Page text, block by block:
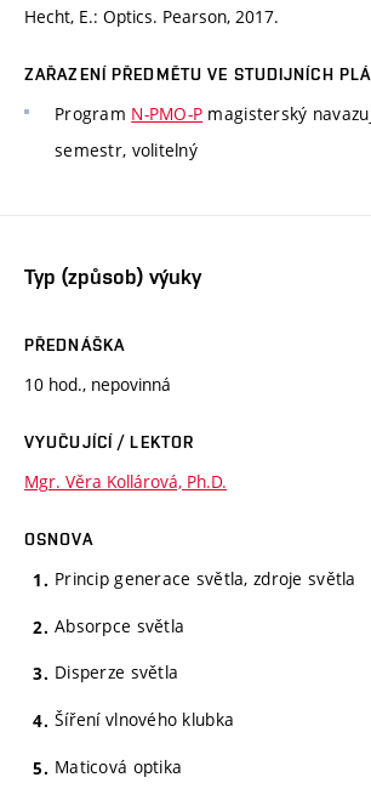
Hecht, E.: Optics. Pearson, 2017.
ZAŘAZENÍ PŘEDMĚTU VE STUDIJNÍCH
Program N-PMO-P magisterský
semestr, volitelný
Typ (způsob) výuky
PŘEDNÁŠKA
10 hod., nepovinná
VYUČUJÍCÍ / LEKTOR
Mgr. Věra Kollárová, Ph.D.
OSNOVA
Princip generace světla, zdroje světla
Absorpce světla
Disperze světla
Šíření vlnového klubka
Maticová optika